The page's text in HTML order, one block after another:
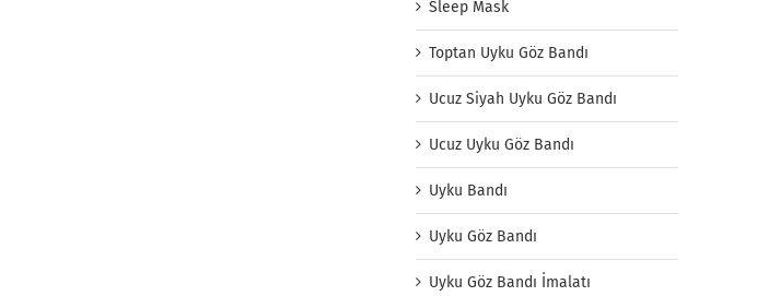
Sleep Mask
Toptan Uyku Göz Bandı
Ucuz Siyah Uyku Göz Bandı
Ucuz Uyku Göz Bandı
Uyku Bandı
Uyku Göz Bandı
Uyku Göz Bandı İmalatı